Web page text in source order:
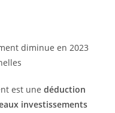
est une déduction
investissements